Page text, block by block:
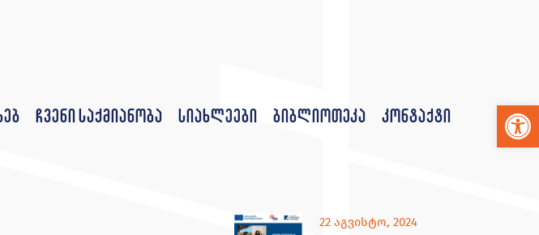
ჩვენი საქმიანობა სიახლეები ბიბლიოთეკა კონტაქტი
22 აგვისტო, 2024